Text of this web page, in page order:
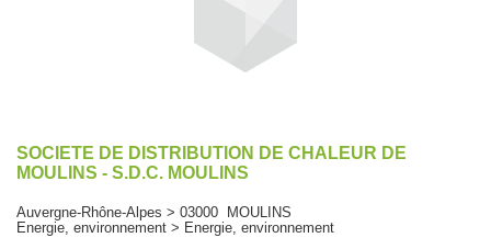
SOCIETE DE DISTRIBUTION DE CHALEUR DE
MOULINS - S.D.C. MOULINS
Auvergne-Rhône-Alpes > 03000 MOULINS
Energie, environnement > Energie, environnement